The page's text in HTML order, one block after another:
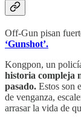
Off-Gun pisan
‘Gunshot’.
Kongpon, un
historia compleja
pasado. Estos son
de venganza,
arrasar la vida de